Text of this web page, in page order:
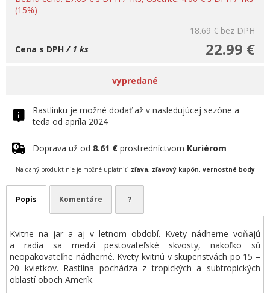
(15%)
18.69 € bez DPH
22.99 €
Cena s DPH/ 1 ks
vypredané
Rastlinku je možné dodať až v nasledujúcej sezóne a
teda od apríla 2024
Doprava už od 8.61 € prostredníctvom Kuriérom
Na daný produkt nie je možné uplatniť: zľava, zľavový kupón, vernostné body
Popis Komentáre ?
Kvitne na jar a aj v letnom období. Kvety nádherne voňajú
a radia sa medzi pestovateľské skvosty, nakoľko sú
neopakovateľne nádherné. Kvety kvitnú v skupenstvách po 15 –
20 kvietkov. Rastlina pochádza z tropických a subtropických
oblastí oboch Amerík.